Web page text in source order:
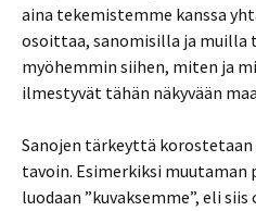
aina tekemistemme kanssa
osoittaa, sanomisilla ja muilla
myöhemmin siihen, miten ja
ilmestyvät tähän näkyvään
Sanojen tärkeyttä
tavoin. Esimerkiksi muutaman
luodaan ”kuvaksemme”, eli